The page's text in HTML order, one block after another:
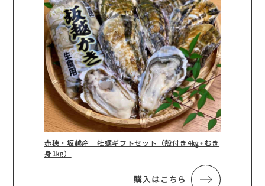
赤穂・坂越産 牡蠣ギフトセット（殻付き4㎏+むき
身1㎏）
購入はこちら